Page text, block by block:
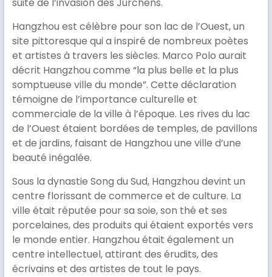
suite de l’invasion des Jurchens.
Hangzhou est célèbre pour son lac de l’Ouest, un
site pittoresque qui a inspiré de nombreux poètes
et artistes à travers les siècles. Marco Polo aurait
décrit Hangzhou comme “la plus belle et la plus
somptueuse ville du monde”. Cette déclaration
témoigne de l’importance culturelle et
commerciale de la ville à l’époque. Les rives du lac
de l’Ouest étaient bordées de temples, de pavillons
et de jardins, faisant de Hangzhou une ville d’une
beauté inégalée.
Sous la dynastie Song du Sud, Hangzhou devint un
centre florissant de commerce et de culture. La
ville était réputée pour sa soie, son thé et ses
porcelaines, des produits qui étaient exportés vers
le monde entier. Hangzhou était également un
centre intellectuel, attirant des érudits, des
écrivains et des artistes de tout le pays.